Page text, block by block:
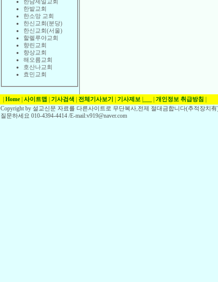
한남제일교회
한밭교회
한소망 교회
한신교회(분당)
한신교회(서울)
할렐루야교회
향린교회
향상교회
해오름교회
호산나교회
효민교회
Home 사이트맵 기사검색 전체기사보기 기사제보 개인정보 취급방침
Copyright by 설교신문 자료를 다른사이트로 무단복사,전제 절대금합니다(추적장치
질문하세요 010-4394-4414 /E-mail:v919@naver.com